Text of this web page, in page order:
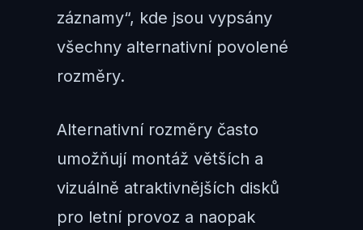
záznamy“, kde jsou vypsány
všechny alternativní povolené
rozměry.
Alternativní rozměry často
umožňují montáž větších a
vizuálně atraktivnějších disků
pro letní provoz a naopak